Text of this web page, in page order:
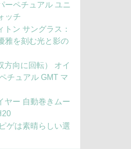
ーペチュアル ユニ
ッチ
トン サングラス：
雅を刻む光と影の
方向に回転） オイ
チュアル GMT マ
ヤー 自動巻きムー
ゲは素晴らしい選